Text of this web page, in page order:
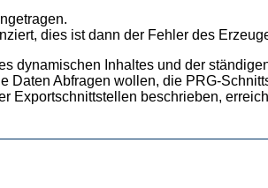
dies ist dann der Fehler des
dynamischen Inhaltes und der
Daten Abfragen wollen, die PRG-
Exportschnittstellen beschrieben,